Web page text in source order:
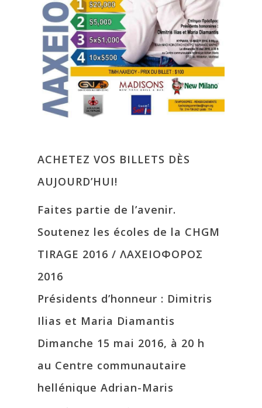
ACHETEZ VOS BILLETS DÈS
AUJOURD’HUI!
Faites partie de l’avenir.
Soutenez les écoles de la CHGM
TIRAGE 2016 / ΛΑΧΕΙΟΦΟΡΟΣ
2016
Présidents d’honneur : Dimitris
Ilias et Maria Diamantis
Dimanche 15 mai 2016, à 20 h
au Centre communautaire
hellénique Adrian-Maris